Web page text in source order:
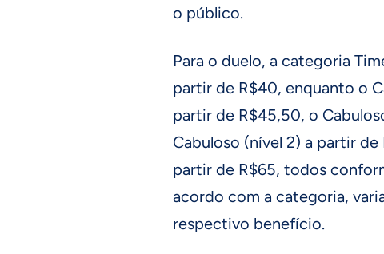
o público.
Para o duelo, a categoria
partir de R$40, enquanto o
partir de R$45,50, o
Cabuloso (nível 2) a partir
partir de R$65, todos
acordo com a categoria,
respectivo benefício.